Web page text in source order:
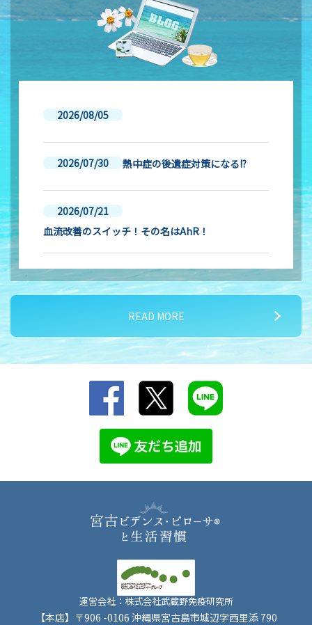
2026/08/05
2026/07/30 熱中症の後遺症対策になる!?
2026/07/21
血流改善のスイッチ！その名はAhR！
2026/07/16
夏バテ対策② 血液サラサラ作用のメカニズム
2026/07/15
夏バテ対策① 気温差に負けるな！
READ MORE
運営会社：株式会社武蔵野免疫研究所
【本店】〒906 -0106 沖縄県宮古島市城辺字西里添 790